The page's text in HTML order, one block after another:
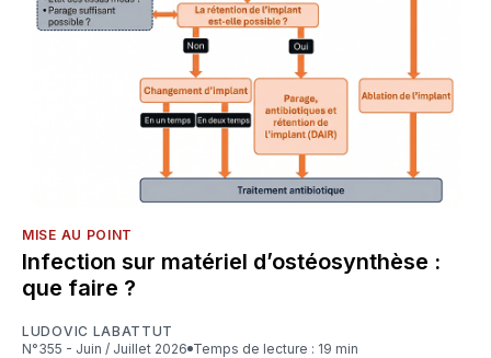
MISE AU POINT
Infection sur matériel d’ostéosynthèse :
que faire ?
LUDOVIC LABATTUT
N°355 - Juin / Juillet 2026
Temps de lecture : 19 min